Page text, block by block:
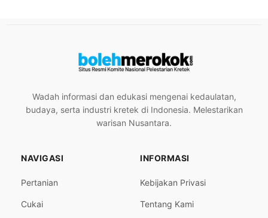
Wadah informasi dan edukasi mengenai kedaulatan,
budaya, serta industri kretek di Indonesia. Melestarikan
warisan Nusantara.
NAVIGASI
Pertanian
Cukai
INFORMASI
Kebijakan Privasi
Tentang Kami